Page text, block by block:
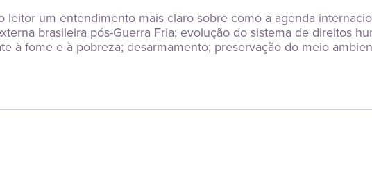
leitor um entendimento mais claro sobre como a agenda
brasileira pós-Guerra Fria; evolução do sistema de direitos
à fome e à pobreza; desarmamento; preservação do meio